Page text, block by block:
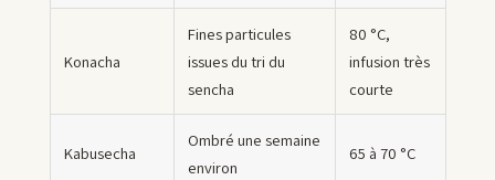
Konacha
Fines particules
issues du tri du
sencha
80 °C,
infusion très
courte
Kabusecha
Ombré une semaine
environ
65 à 70 °C